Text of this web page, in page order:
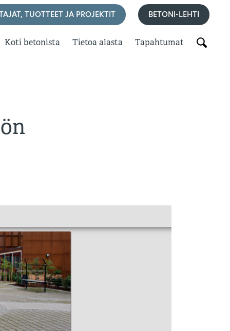
TUOTTEET JA PROJEKTIT BETONI-LEHTI
Koti betonista Tietoa alasta Tapahtumat